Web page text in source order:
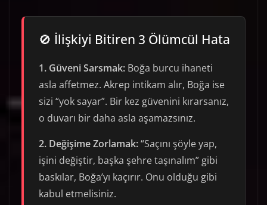
🚫 İlişkiyi Bitiren 3 Ölümcül Hata
1. Güveni Sarsmak: Boğa burcu ihaneti
asla affetmez. Akrep intikam alır, Boğa ise
sizi “yok sayar”. Bir kez güvenini kırarsanız,
o duvarı bir daha asla aşamazsınız.
2. Değişime Zorlamak:“Saçını şöyle yap,
işini değiştir, başka şehre taşınalım” gibi
baskılar, Boğa’yı kaçırır. Onu olduğu gibi
kabul etmelisiniz.